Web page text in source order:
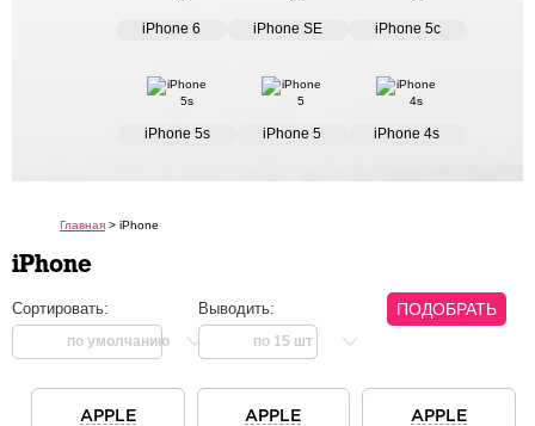
iPhone 4s
iPhone 6 iPhone SE iPhone 5c
iPhone 5s iPhone 5 iPhone 4s
Главная > iPhone
iPhone 13 Mini
iPhone
Сортировать:
по умолчанию
Выводить:
по 15 шт
ПОДОБРАТЬ
APPLE
APPLE
APPLE